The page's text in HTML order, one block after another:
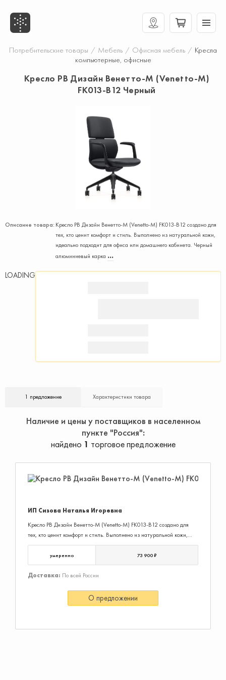
Потребительские товары / Мебель / Офисная мебель / Кресла
компьютерные, офисные
Кресло РВ Дизайн Венетто-M (Venetto-M)
FK013-B12 Черный
Описание товара: Кресло РВ Дизайн Венетто-M (Venetto-M) FK013-B12 создано для
тех, кто ценит комфорт и стиль. Выполнено из натуральной кожи,
идеально подходит для офиса или домашнего кабинета. Черный
алюминиевый карка
LOADING
1 предложение Характеристики товара
Наличие и цены у поставщиков в населенном
пункте "Россия"
найдено 1 торговое предложение
ИП Сизова Наталья Игоревна
Кресло РВ Дизайн Венетто-M (Venetto-M) FK013-B12 создано для
тех, кто ценит комфорт и стиль. Выполнено из натуральной кожи,
идеально подходит для офиса или домашнего кабинета. Черный
алюминиевый каркас обеспечивает прочность и элегантный вид.
Эргономичная спинка и мягкие подлокотники гарантируют
поддержку и удобство даже при длительной работе. Ролики:
накладками из натуральной кожи в цвет креслаГазпатрон: 80
ммЦвета: черный, коричневый, светло-бежевый
умеренно 73 900 ₽
Доставка: По всей России
О предложении